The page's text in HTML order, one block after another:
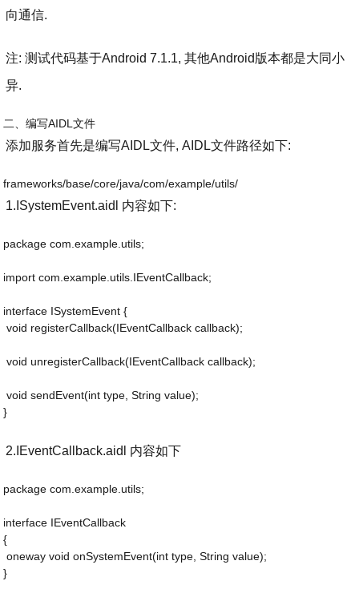
向通信.
注: 测试代码基于Android 7.1.1, 其他Android版本都是大同小
异.
二、编写AIDL文件
添加服务首先是编写AIDL文件, AIDL文件路径如下:
frameworks/base/core/java/com/example/utils/
1.ISystemEvent.aidl 内容如下:
package com.example.utils;
import com.example.utils.IEventCallback;
interface ISystemEvent {
void registerCallback(IEventCallback callback);
void unregisterCallback(IEventCallback callback);
void sendEvent(int type, String value);
}
2.IEventCallback.aidl 内容如下
package com.example.utils;
interface IEventCallback
{
oneway void onSystemEvent(int type, String value);
}